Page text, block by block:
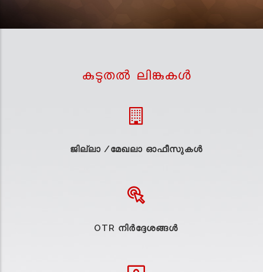
കുടുതല്‍ ലിങ്കുകള്‍
ജില്ലാ /മേഖലാ ഓഫീസുകള്‍
OTR നിർദ്ദേശങ്ങൾ